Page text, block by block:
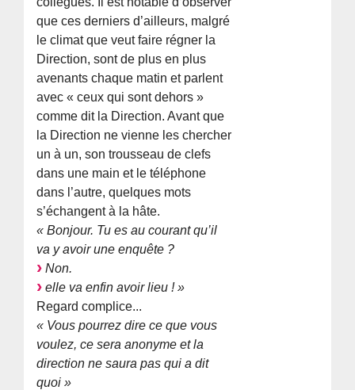
que ces derniers d’ailleurs, malgré
le climat que veut faire régner la
Direction, sont de plus en plus
avenants chaque matin et parlent
avec « ceux qui sont dehors »
comme dit la Direction. Avant que
la Direction ne vienne les chercher
un à un, son trousseau de clefs
dans une main et le téléphone
dans l’autre, quelques mots
s’échangent à la hâte.
« Bonjour. Tu es au courant qu’il
va y avoir une enquête ?
Non.
elle va enfin avoir lieu ! »
Regard complice...
« Vous pourrez dire ce que vous
voulez, ce sera anonyme et la
direction ne saura pas qui a dit
quoi »